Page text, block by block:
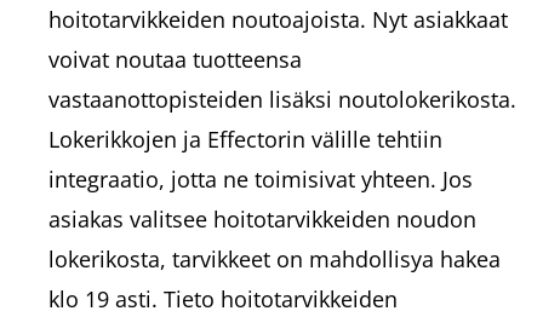
hoitotarvikkeiden noutoajoista. Nyt asiakkaat
voivat noutaa tuotteensa
vastaanottopisteiden lisäksi noutolokerikosta.
Lokerikkojen ja Effectorin välille tehtiin
integraatio, jotta ne toimisivat yhteen. Jos
asiakas valitsee hoitotarvikkeiden noudon
lokerikosta, tarvikkeet on mahdollisya hakea
klo 19 asti. Tieto hoitotarvikkeiden